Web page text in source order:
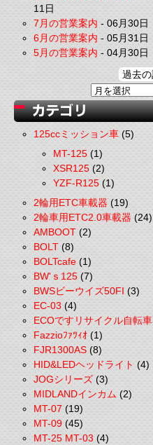
11日
7月の営業案内-06月30日
6月の営業案内-05月31日
5月の営業案内-04月30日
過去
125ccミッション車(5)
MT-125(1)
XSR125(2)
YZF-R125(1)
2輪用ETC車載器(19)
2輪車用ETC2.0車載器(24)
AMBOOT(2)
BOLT(8)
BOLTcafe(1)
BW'ｓ125(7)
BWSビーウイズ50FI(3)
EC-03(4)
ECOですリサイクル自転車
Fazzioﾌｧﾂｨｵ(1)
FJR1300AS(8)
HID&LEDヘッドライト(4)
JOGシリーズ(3)
MIDLANDインカム(2)
MT-07(19)
MT-09 (45)
MT-25 MT-03(4)